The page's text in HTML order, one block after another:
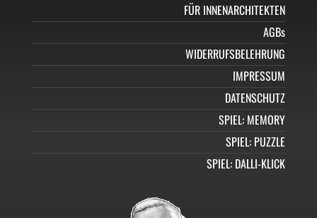
FÜR INNENARCHITEKTEN
AGBs
WIDERRUFSBELEHRUNG
IMPRESSUM
DATENSCHUTZ
SPIEL: MEMORY
SPIEL: PUZZLE
SPIEL: DALLI-KLICK